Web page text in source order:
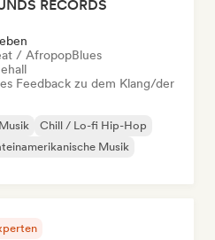
RECORDS
/ AfropopBlues
Feedback zu dem Klang/der
Chill / Lo-fi Hip-Hop
Musik